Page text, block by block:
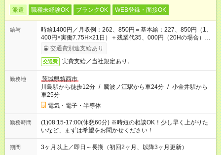
派遣 職種未経験OK ブランクOK WEB登録・面接OK
給与
時給1400円／月収例：262、850円＝基本給：227、850円（1、
400円×実働7.75H×21日）＋残業代35、000円（20Hの場合）＋
交通費別途支給
交通費別途支給あり
交通費 実費支給／当社規定あり。
勤務地
茨城県筑西市
川島駅から徒歩12分 / 騰波ノ江駅から車24分 / 小金井駅から
車25分
電気・電子・半導体
勤務時間
(1)08:15-17:00(休憩60分) ※時短の相談OK！少し早く上がりた
いなど、まずは希望をお聞かせください！
期間 3ヶ月以上／即日～長期（初回2ヶ月、以降3ヶ月更新）